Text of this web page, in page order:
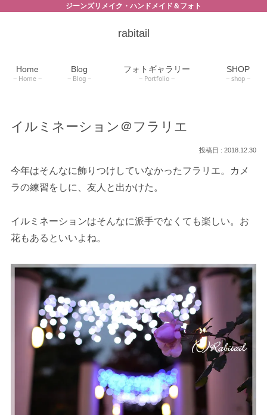
ジーンズリメイク・ハンドメイド＆フォト
rabitail
Home
Home
Blog
Blog
フォトギャラリー
Portfolio
SHOP
shop
イルミネーション＠フラリエ
2018.12.30
今年はそんなに飾りつけしていなかったフラリエ。カメ
ラの練習をしに、友人と出かけた。
イルミネーションはそんなに派手でなくても楽しい。お
花もあるといいよね。